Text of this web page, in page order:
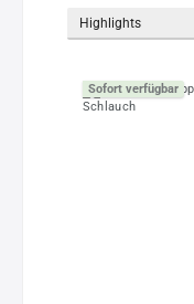
Sofort verfügbar